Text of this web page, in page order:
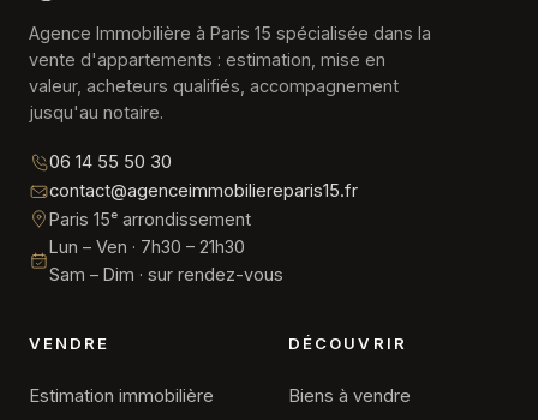
Agence Immobilière à Paris 15 spécialisée dans la
vente d'appartements : estimation, mise en
valeur, acheteurs qualifiés, accompagnement
jusqu'au notaire.
06 14 55 50 30
contact@agenceimmobiliereparis15.fr
Paris 15ᵉ arrondissement
Lun – Ven · 7h30 – 21h30
Sam – Dim · sur rendez-vous
VENDRE
Estimation immobilière
DÉCOUVRIR
Biens à vendre